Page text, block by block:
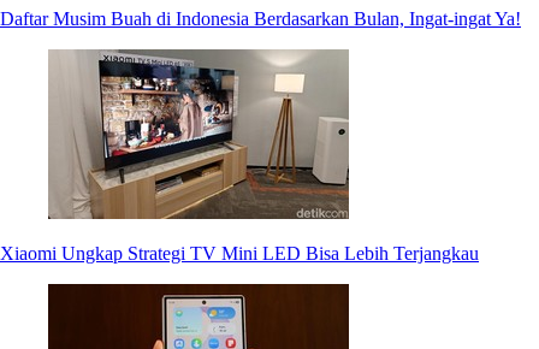
Daftar Musim Buah di Indonesia Berdasarkan Bulan, Ingat-ingat Ya!
Xiaomi Ungkap Strategi TV Mini LED Bisa Lebih Terjangkau